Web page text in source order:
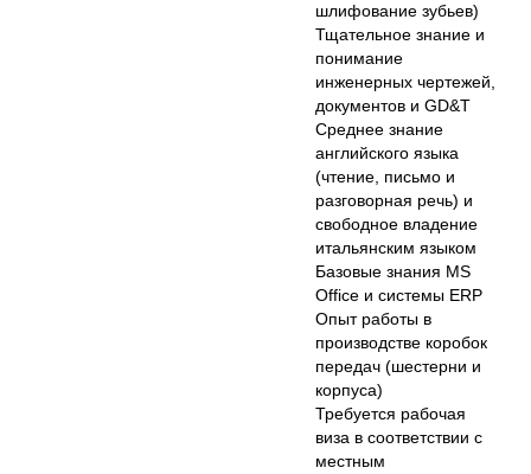
шлифование зубьев)
Тщательное знание и
понимание
инженерных чертежей,
документов и GD&T
Среднее знание
английского языка
(чтение, письмо и
разговорная речь) и
свободное владение
итальянским языком
Базовые знания MS
Office и системы ERP
Опыт работы в
производстве коробок
передач (шестерни и
корпуса)
Требуется рабочая
виза в соответствии с
местным